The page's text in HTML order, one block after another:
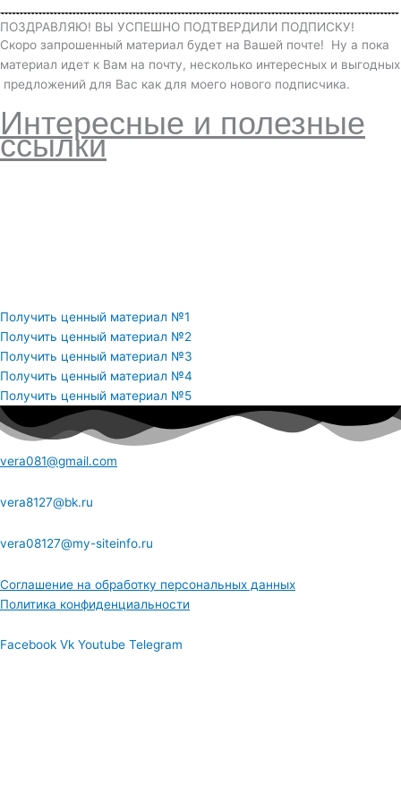
ПОЗДРАВЛЯЮ! ВЫ УСПЕШНО ПОДТВЕРДИЛИ ПОДПИСКУ!
Скоро запрошенный материал будет на Вашей почте! Ну а пока
материал идет к Вам на почту, несколько интересных и выгодных
предложений для Вас как для моего нового подписчика.
Интересные и полезные
ссылки
Получить ценный материал №1
Получить ценный материал №2
Получить ценный материал №3
Получить ценный материал №4
Получить ценный материал №5
vera081@gmail.com
vera8127@bk.ru
vera08127@my-siteinfo.ru
Соглашение на обработку персональных данных
Политика конфиденциальности
Facebook Vk Youtube Telegram